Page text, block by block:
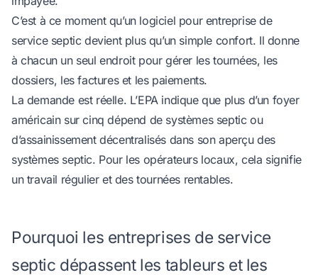
C’est à ce moment qu’un logiciel pour entreprise de
service septic devient plus qu’un simple confort. Il donne
à chacun un seul endroit pour gérer les tournées, les
dossiers, les factures et les paiements.
La demande est réelle. L’EPA indique que plus d’un foyer
américain sur cinq dépend de systèmes septic ou
d’assainissement décentralisés dans son aperçu des
systèmes septic. Pour les opérateurs locaux, cela signifie
un travail régulier et des tournées rentables.
Pourquoi les entreprises de service
septic dépassent les tableurs et les